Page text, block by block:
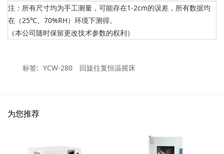
注：所有尺寸均为手工测量，可能存在1-2cm的误差，所有数据均
在（25℃、70%RH）环境下测得。
（本公司随时保留更改技术参数的权利）
标签: YCW-280 回旋往复恒温摇床
为您推荐